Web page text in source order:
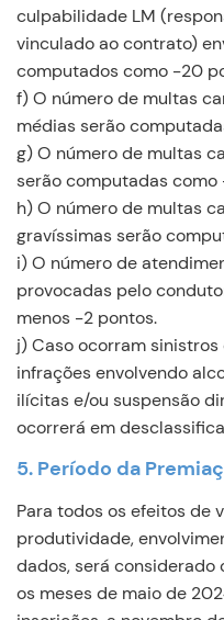
culpabilidade LM
vinculado ao contrato)
computados como -20
f) O número de multas
médias serão
g) O número de multas
serão computadas como
h) O número de multas
gravíssimas serão
i) O número de
provocadas pelo
menos -2 pontos.
j) Caso ocorram
infrações envolvendo
ilícitas e/ou suspensão
ocorrerá em
5. Período da
Para todos os efeitos de
produtividade,
dados, será
os meses de maio de